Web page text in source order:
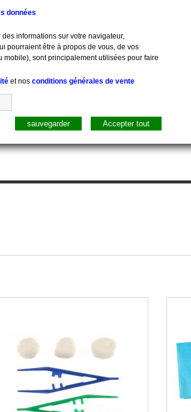
Pharmacie Sacs, Mallettes, Bacs
données
informations sur votre navigateur,
pourraient être à propos de vous, de vos
sont principalement utilisées pour faire
et nos conditions générales de vente
Accepter tout
sauvegarder